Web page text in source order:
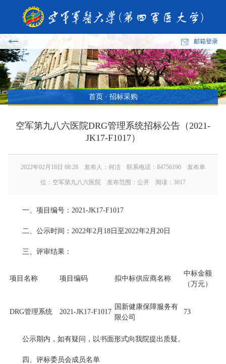
邮箱登录
首页 · 招标采购
空军第九八六医院DRG管理系统招标公告（2021-
JK17-F1017）
2022年02月18日 08:28 发布人：何洁 联系电话：84756190 发布单
位：空军第九八六医院 发布范围：公开 阅读： 3017
一、项目编号：2021-JK17-F1017
二、公示时间：2022年2月18日至2022年2月20日
三、评审结果：
项目名称 项目编码 拟中标供应商名称
中标金额
（万元）
DRG管理系统 2021-JK17-F1017
国新健康保障服务有
限公司
73
公示期内，如有疑问，以书面形式向我院提出质疑。
四、评标委员会成员名单